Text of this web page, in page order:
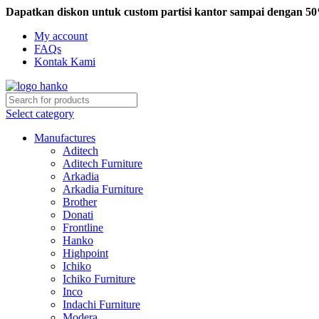
Dapatkan diskon untuk custom partisi kantor sampai dengan
My account
FAQs
Kontak Kami
Select category
Manufactures
Aditech
Aditech Furniture
Arkadia
Arkadia Furniture
Brother
Donati
Frontline
Hanko
Highpoint
Ichiko
Ichiko Furniture
Inco
Indachi Furniture